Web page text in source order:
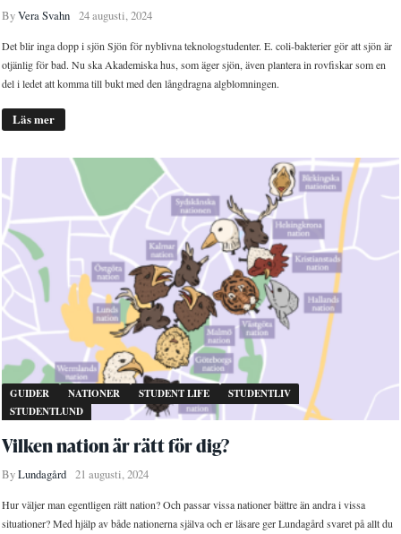
ByVera Svahn 24 augusti, 2024
Det blir inga dopp i sjön Sjön för nyblivna teknologstudenter. E. coli-bakterier gör att sjön är
otjänlig för bad. Nu ska Akademiska hus, som äger sjön, även plantera in rovfiskar som en
del i ledet att komma till bukt med den långdragna algblomningen.
Läs mer
GUIDER NATIONER STUDENT LIFE
STUDENTLIV
STUDENTLUND
Vilken nation är rätt för dig?
ByLundagård 21 augusti, 2024
Hur väljer man egentligen rätt nation? Och passar vissa nationer bättre än andra i vissa
situationer? Med hjälp av både nationerna själva och er läsare ger Lundagård svaret på allt du